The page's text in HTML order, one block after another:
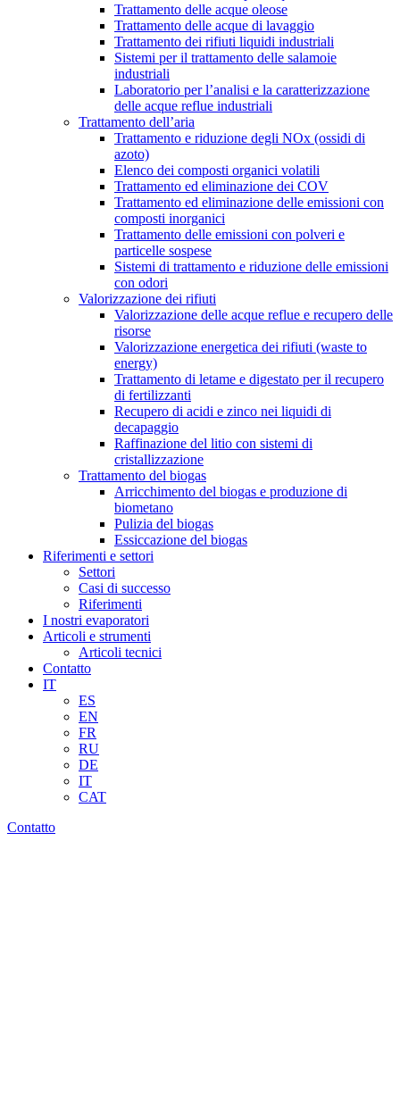
Trattamento delle acque oleose
Trattamento delle acque di lavaggio
Trattamento dei rifiuti liquidi industriali
Sistemi per il trattamento delle salamoie
industriali
Laboratorio per l’analisi e la caratterizzazione
delle acque reflue industriali
Trattamento dell’aria
Trattamento e riduzione degli NOx (ossidi di
azoto)
Elenco dei composti organici volatili
Trattamento ed eliminazione dei COV
Trattamento ed eliminazione delle emissioni con
composti inorganici
Trattamento delle emissioni con polveri e
particelle sospese
Sistemi di trattamento e riduzione delle emissioni
con odori
Valorizzazione dei rifiuti
Valorizzazione delle acque reflue e recupero delle
risorse
Valorizzazione energetica dei rifiuti (waste to
energy)
Trattamento di letame e digestato per il recupero
di fertilizzanti
Recupero di acidi e zinco nei liquidi di
decapaggio
Raffinazione del litio con sistemi di
cristallizzazione
Trattamento del biogas
Arricchimento del biogas e produzione di
biometano
Pulizia del biogas
Essiccazione del biogas
Riferimenti e settori
Settori
Casi di successo
Riferimenti
I nostri evaporatori
Articoli e strumenti
Articoli tecnici
Contatto
IT
ES
EN
FR
RU
DE
IT
CAT
Contatto